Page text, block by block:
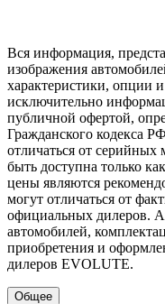
Вся информация,
изображения
характеристики, опции
исключительно
публичной офертой,
Гражданского кодекса
отличаться от серийных
быть доступна только
цены являются
могут отличаться от
официальных дилеров.
автомобилей,
приобретения и
дилеров EVOLUTE.
Общее